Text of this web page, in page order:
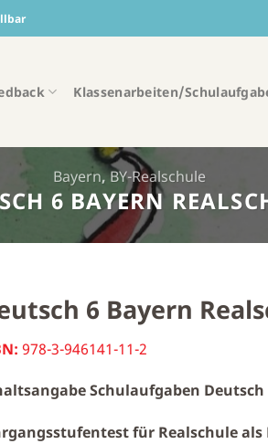
Klassenarbeiten/
Bayern,BY-Realschule
6 BAYERN
6 Bayern
978-3-946141-11-2
Schulaufgaben Deutsch
für Realschule als